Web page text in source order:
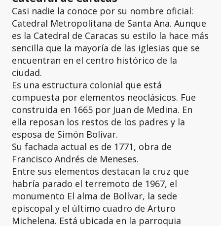
Casi nadie la conoce por su nombre oficial:
Catedral Metropolitana de Santa Ana. Aunque
es la Catedral de Caracas su estilo la hace más
sencilla que la mayoría de las iglesias que se
encuentran en el centro histórico de la
ciudad.
Es una estructura colonial que está
compuesta por elementos neoclásicos. Fue
construida en 1665 por Juan de Medina. En
ella reposan los restos de los padres y la
esposa de Simón Bolívar.
Su fachada actual es de 1771, obra de
Francisco Andrés de Meneses.
Entre sus elementos destacan la cruz que
habría parado el terremoto de 1967, el
monumento El alma de Bolívar, la sede
episcopal y el último cuadro de Arturo
Michelena. Está ubicada en la parroquia